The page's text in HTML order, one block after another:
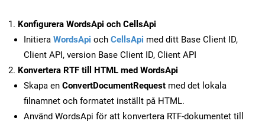
Konfigurera WordsApi och CellsApi
Initiera WordsApi och CellsApi med ditt Base Client ID,
Client API, version Base Client ID, Client API
Konvertera RTF till HTML med WordsApi
Skapa en ConvertDocumentRequest med det lokala
filnamnet och formatet inställt på HTML.
Använd WordsApi för att konvertera RTF-dokumentet till